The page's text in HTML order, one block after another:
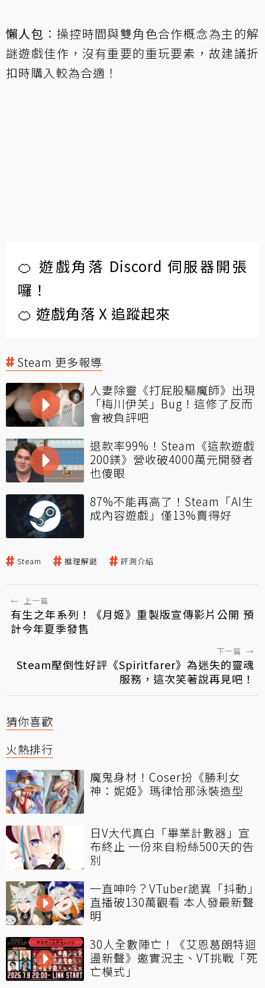
懶人包 ：操控時間與雙角色合作概念為主的解
謎遊戲佳作，沒有重要的重玩要素，故建議折
扣時購入較為合適！
🍊 遊戲角落 Discord 伺服器開張
囉！
🍊 遊戲角落 X 追蹤起來
Steam 更多報導
人妻除靈《打屁股驅魔師》出現
「梅川伊芙」Bug！這修了反而
會被負評吧
退款率99%！Steam《這款遊戲
200鎂》營收破4000萬元開發者
也傻眼
87%不能再高了！Steam「AI生
成內容遊戲」僅13%賣得好
Steam 推理解謎 評測介紹
← 上一篇
有生之年系列！《月姬》重製版宣傳影片公開 預
計今年夏季發售
下一篇 →
Steam壓倒性好評《Spiritfarer》為迷失的靈魂
服務，這次笑著說再見吧！
猜你喜歡
火熱排行
魔鬼身材！Coser扮《勝利女
神：妮姬》瑪律恰那泳裝造型
日V大代真白「畢業計數器」宣
布終止 一份來自粉絲500天的告
別
一直呻吟？VTuber詭異「抖動」
直播破130萬觀看 本人發最新聲
明
30人全數陣亡！《艾恩葛朗特迴
盪新聲》邀實況主、VT挑戰「死
亡模式」